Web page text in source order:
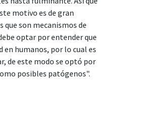
motivo es de gran
son mecanismos de
optar por entender que
en humanos, por lo cual es
de este modo se optó por
posibles patógenos".